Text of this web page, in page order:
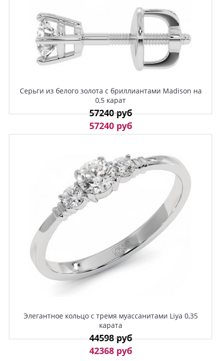
Серьги из белого золота с бриллиантами Madison на
0,5 карат
57240 руб
57240 руб
Элегантное кольцо с тремя муассанитами Liya 0,35
карата
44598 руб
42368 руб